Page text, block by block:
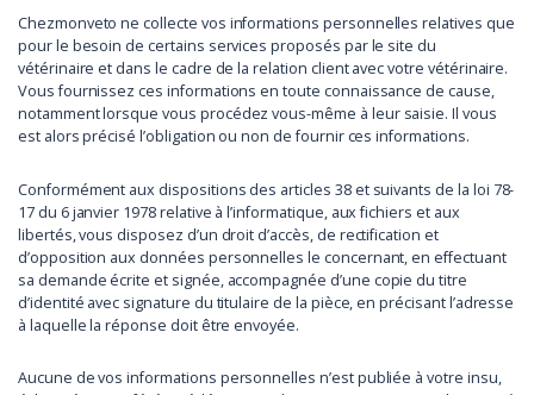
Chezmonveto ne collecte vos informations personnelles relatives que
pour le besoin de certains services proposés par le site du
vétérinaire et dans le cadre de la relation client avec votre vétérinaire.
Vous fournissez ces informations en toute connaissance de cause,
notamment lorsque vous procédez vous-même à leur saisie. Il vous
est alors précisé l’obligation ou non de fournir ces informations.
Conformément aux dispositions des articles 38 et suivants de la loi 78-
17 du 6 janvier 1978 relative à l’informatique, aux fichiers et aux
libertés, vous disposez d’un droit d’accès, de rectification et
d’opposition aux données personnelles le concernant, en effectuant
sa demande écrite et signée, accompagnée d’une copie du titre
d’identité avec signature du titulaire de la pièce, en précisant l’adresse
à laquelle la réponse doit être envoyée.
Aucune de vos informations personnelles n’est publiée à votre insu,